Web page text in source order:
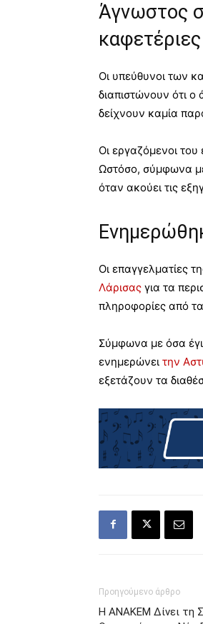
Άγνωστος
καφετέριες
Οι υπεύθυνοι των
διαπιστώνουν ότι
δείχνουν καμία
Οι εργαζόμενοι
Ωστόσο, σύμφωνα με
όταν ακούει τις
Οι επαγγελματίες
Λάρισας για τα
πληροφορίες από
Σύμφωνα με όσα
ενημερώνει την
εξετάζουν τα
Προηγούμενο άρθρο
Η ΑΝΑΚΕΜ Δίνει τη